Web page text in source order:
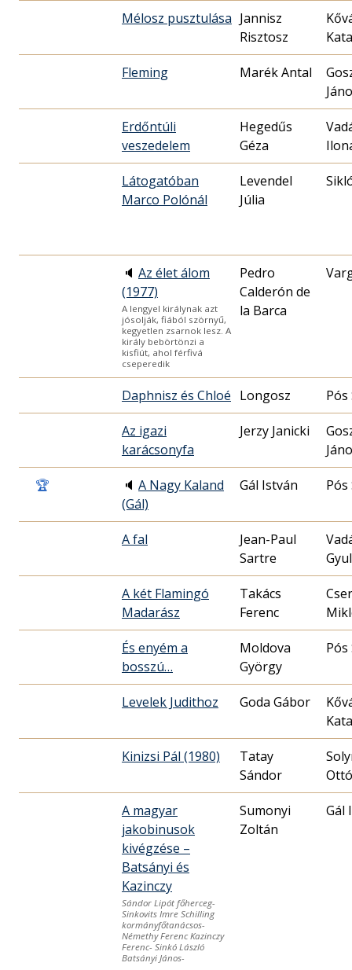
Mélosz pusztulása Jannisz
Risztosz
Fleming Marék Antal
Erdőntúli
veszedelem
Hegedűs
Géza
Látogatóban
Marco Polónál
Levendel
Júlia
🔈 Az élet álom
(1977)
A lengyel királynak azt
jósolják, fiából szörnyű,
kegyetlen zsarnok lesz. A
király bebörtönzi a
kisfiút, ahol férfivá
cseperedik
Pedro
Calderón de
la Barca
Daphnisz és Chloé Longosz
Az igazi
karácsonyfa
Jerzy Janicki
🏆 🔈 A Nagy Kaland
(Gál)
Gál István
A fal
Jean-Paul
Sartre
A két Flamingó
Madarász
Takács
Ferenc
És enyém a
bosszú…
Moldova
György
Levelek Judithoz Goda Gábor
Kinizsi Pál (1980)
Tatay
Sándor
Ottó
A magyar
jakobinusok
kivégzése –
Batsányi és
Kazinczy
Sándor Lipót főherceg-
Sinkovits Imre Schilling
kormányfőtanácsos-
Némethy Ferenc Kazinczy
Ferenc- Sinkó László
Batsányi János-
Sumonyi
Zoltán
Gál